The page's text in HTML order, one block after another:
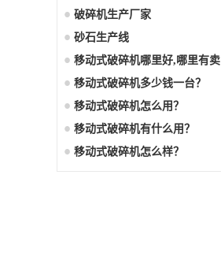
破碎机生产厂家
砂石生产线
移动式破碎机哪里好,哪里有卖
的？
移动式破碎机多少钱一台？
移动式破碎机怎么用？
移动式破碎机有什么用？
移动式破碎机怎么样？